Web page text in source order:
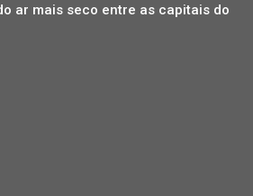
ar mais seco entre as capitais do